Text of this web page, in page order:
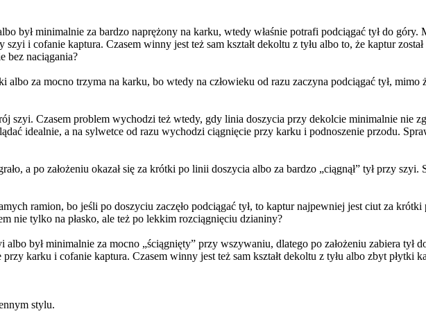
był minimalnie za bardzo naprężony na karku, wtedy właśnie potrafi podciągać tył do góry.
i cofanie kaptura. Czasem winny jest też sam kształt dekoltu z tyłu albo to, że kaptur
bez naciągania?
za mocno trzyma na karku, bo wtedy na człowieku od razu zaczyna podciągać tył, mimo
szyi. Czasem problem wychodzi też wtedy, gdy linia doszycia przy dekolcie minimalnie nie
idealnie, a na sylwetce od razu wychodzi ciągnięcie przy karku i podnoszenie przodu.
a po założeniu okazał się za krótki po linii doszycia albo za bardzo „ciągnął” tył przy szyi.
ramion, bo jeśli po doszyciu zaczęło podciągać tył, to kaptur najpewniej jest ciut za krótki
nie tylko na płasko, ale też po lekkim rozciągnięciu dzianiny?
był minimalnie za mocno „ściągnięty” przy wszywaniu, dlatego po założeniu zabiera tył
karku i cofanie kaptura. Czasem winny jest też sam kształt dekoltu z tyłu albo zbyt płytki
stylu.